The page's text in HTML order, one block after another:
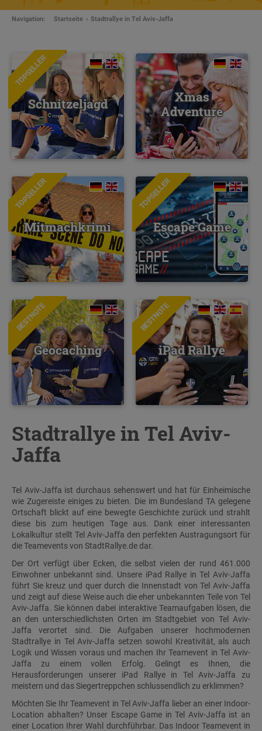
Navigation: Startseite Stadtrallye in Tel Aviv-Jaffa
TOPSELLER
Schnitzeljagd
Xmas
Adventure
TOPSELLER
Mitmachkrimi
NEU
TOPSELLER
Escape Game
BESTNOTE
Geocaching
BESTNOTE
iPad Rallye
Stadtrallye in Tel Aviv-
Jaffa
Tel Aviv-Jaffa ist durchaus sehenswert und hat für Einheimische
wie Zugereiste einiges zu bieten. Die im Bundesland TA gelegene
Ortschaft blickt auf eine bewegte Geschichte zurück und strahlt
diese bis zum heutigen Tage aus. Dank einer interessanten
Lokalkultur stellt Tel Aviv-Jaffa den perfekten Austragungsort für
die Teamevents von StadtRallye.de dar.
Der Ort verfügt über Ecken, die selbst vielen der rund 461.000
Einwohner unbekannt sind. Unsere iPad Rallye in Tel Aviv-Jaffa
führt Sie kreuz und quer durch die Innenstadt von Tel Aviv-Jaffa
und zeigt auf diese Weise auch die eher unbekannten Teile von Tel
Aviv-Jaffa. Sie können dabei interaktive Teamaufgaben lösen, die
an den unterschiedlichsten Orten im Stadtgebiet von Tel Aviv-
Jaffa verortet sind. Die Aufgaben unserer hochmodernen
Stadtrallye in Tel Aviv-Jaffa setzen sowohl Kreativität, als auch
Logik und Wissen voraus und machen Ihr Teamevent in Tel Aviv-
Jaffa zu einem vollen Erfolg. Gelingt es Ihnen, die
Herausforderungen unserer iPad Rallye in Tel Aviv-Jaffa zu
meistern und das Siegertreppchen schlussendlich zu erklimmen?
Möchten Sie Ihr Teamevent in Tel Aviv-Jaffa lieber an einer Indoor-
Location abhalten? Unser Escape Game in Tel Aviv-Jaffa ist an
einer Location Ihrer Wahl durchführbar. Das Indoor Teamevent in